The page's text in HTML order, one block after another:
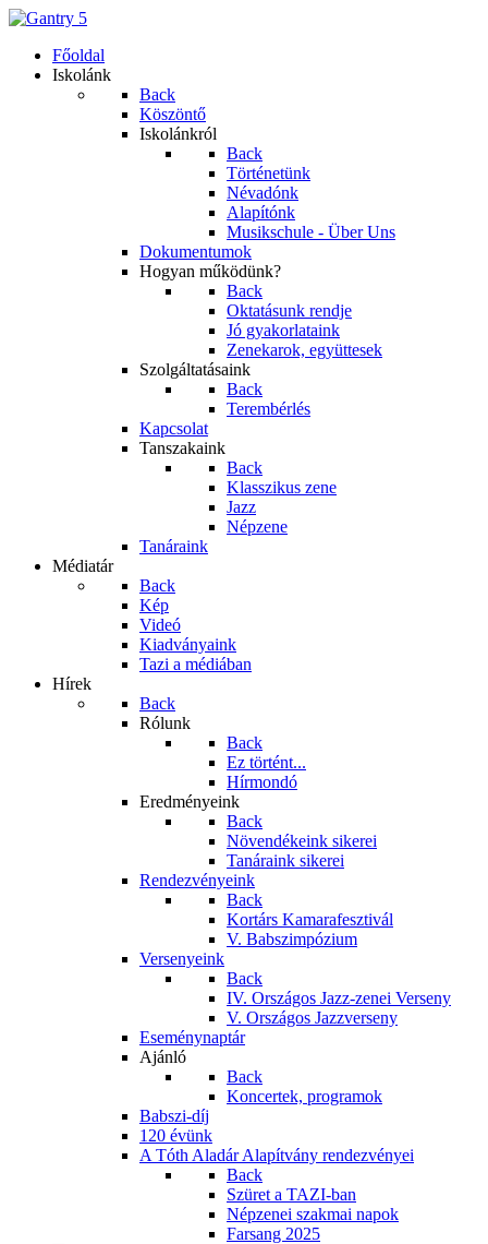
Főoldal
Iskolánk
Back
Köszöntő
Iskolánkról
Back
Történetünk
Névadónk
Alapítónk
Musikschule - Über Uns
Dokumentumok
Hogyan működünk?
Back
Oktatásunk rendje
Jó gyakorlataink
Zenekarok, együttesek
Szolgáltatásaink
Back
Terembérlés
Kapcsolat
Tanszakaink
Back
Klasszikus zene
Jazz
Népzene
Tanáraink
Médiatár
Back
Kép
Videó
Kiadványaink
Tazi a médiában
Hírek
Back
Rólunk
Back
Ez történt...
Hírmondó
Eredményeink
Back
Növendékeink sikerei
Tanáraink sikerei
Rendezvényeink
Back
Kortárs Kamarafesztivál
V. Babszimpózium
Versenyeink
Back
IV. Országos Jazz-zenei Verseny
V. Országos Jazzverseny
Eseménynaptár
Ajánló
Back
Koncertek, programok
Babszi-díj
120 évünk
A Tóth Aladár Alapítvány rendezvényei
Back
Szüret a TAZI-ban
Népzenei szakmai napok
Farsang 2025